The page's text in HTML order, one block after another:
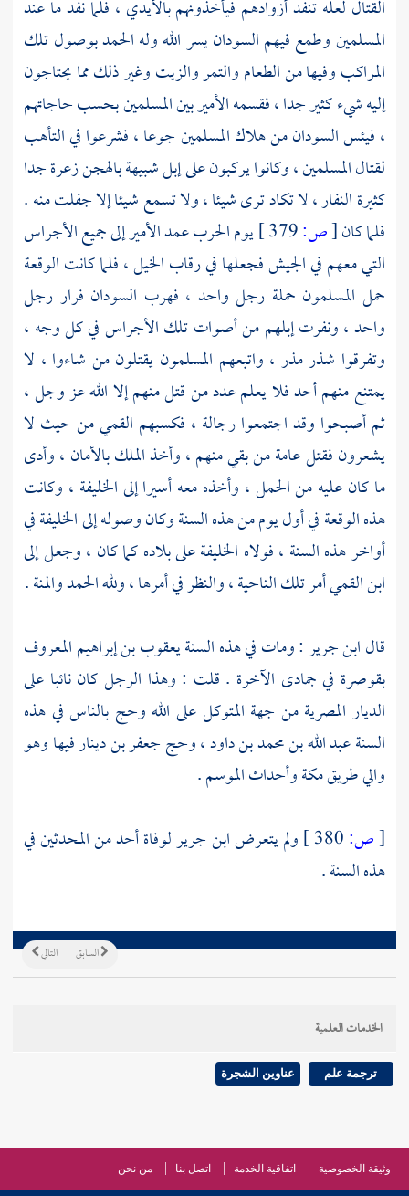
القتال لعله تنفد أزوادهم فيأخذونهم بالأيدي ، فلما نفد ما عند
المسلمين وطمع فيهمالسودانيسر الله وله الحمد بوصول تلك
المراكب وفيها من الطعام والتمر والزيت وغير ذلك مما يحتاجون
إليه شيء كثير جدا ، فقسمه الأمير بين المسلمين بحسب حاجاتهم
، فيئسالسودانمن هلاك المسلمين جوعا ، فشرعوا في التأهب
لقتال المسلمين ، وكانوا يركبون على إبل شبيهة بالهجن زعرة جدا
كثيرة النفار ، لا تكاد ترى شيئا ، ولا تسمع شيئا إلا جفلت منه .
فلما كان[ص:
يوم الحرب عمد الأمير إلى جميع الأجراس
التي معهم في الجيش فجعلها في رقاب الخيل ، فلما كانت الوقعة
حمل المسلمون حملة رجل واحد ، فهرب السودان فرار رجل
واحد ، ونفرت إبلهم من أصوات تلك الأجراس في كل وجه ،
وتفرقوا شذر مذر ، واتبعهم المسلمون يقتلون من شاءوا ، لا
يمتنع منهم أحد فلا يعلم عدد من قتل منهم إلا الله عز وجل ،
ثم أصبحوا وقد اجتمعوا رجالة ، فكسبهم القميمن حيث لا
يشعرون فقتل عامة من بقي منهم ، وأخذ الملك بالأمان ، وأدى
ما كان عليه من الحمل ، وأخذه معه أسيرا إلى الخليفة ، وكانت
هذه الوقعة في أول يوم من هذه السنة وكان وصوله إلى الخليفة في
أواخر هذه السنة ، فولاه الخليفة على بلاده كما كان ، وجعل إلى
ابن القميأمر تلك الناحية ، والنظر في أمرها ، ولله الحمد والمنة .
قالابن جرير: ومات في هذه السنةيعقوب بن إبراهيم المعروف
بقوصرة في جمادى الآخرة . قلت : وهذا الرجل كان نائبا على
الديار المصريةمن جهة المتوكل على اللهوحج بالناس في هذه
السنةعبد الله بن محمد بن داود ،وحججعفر بن دينارفيها وهو
والي طريقمكةوأحداث الموسم .
[ص: ولم يتعرضابن جريرلوفاة أحد من المحدثين في
هذه السنة .
التالي السابق
الخدمات العلمية
ترجمة علم عناوين الشجرة
وثيقة الخصوصية اتفاقية الخدمة اتصل بنا من نحن